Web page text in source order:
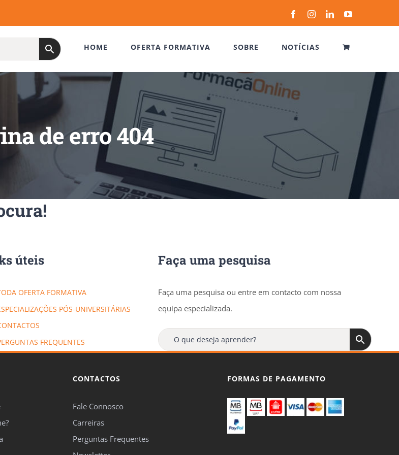
FacebookInstagramLinkedInYouTube
HOME OFERTA FORMATIVA SOBRE NOTÍCIAS
de erro 404
úteis
OFERTA FORMATIVA
PÓS-UNIVERSITÁRIAS
FREQUENTES
Faça uma pesquisa
Faça uma pesquisa ou entre em contacto com nossa
equipa especializada.
CONTACTOS
Fale Connosco
Carreiras
Perguntas Frequentes
FORMAS DE PAGAMENTO